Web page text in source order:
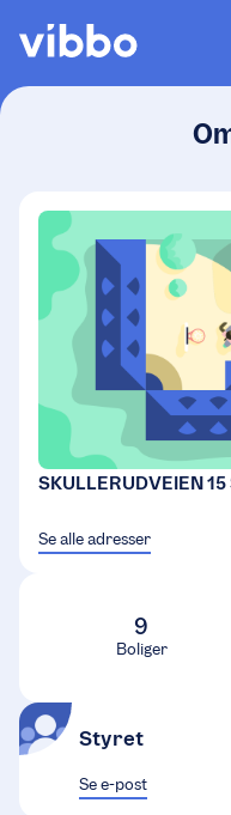
SKULLERUDVEIEN
Se alle adresser
9
Boliger
Styret
Se e-post